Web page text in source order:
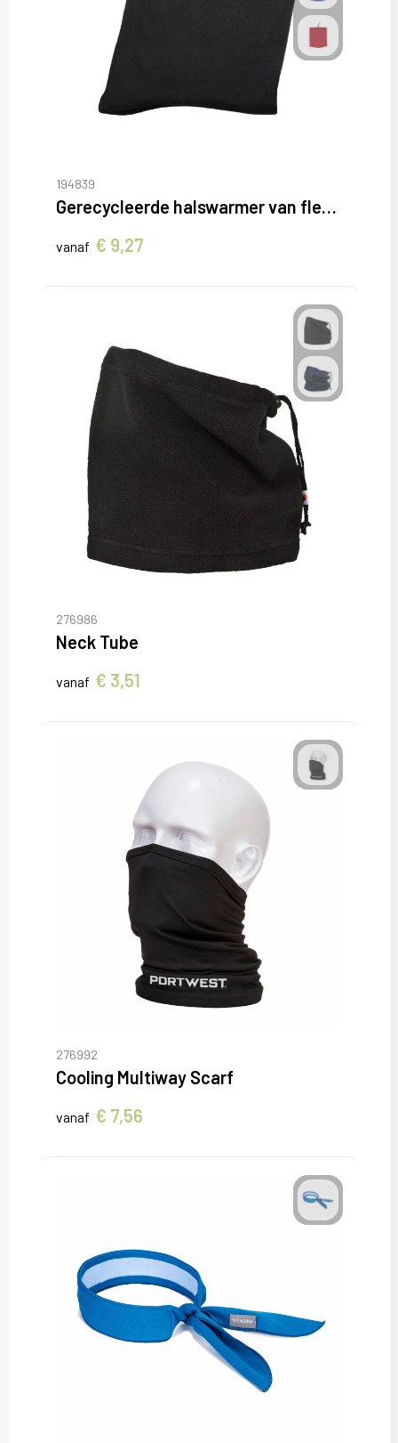
194839
Gerecycleerde halswarmer van fleece
vanaf € 9,27
276986
Neck Tube
vanaf € 3,51
276992
Cooling Multiway Scarf
vanaf € 7,56